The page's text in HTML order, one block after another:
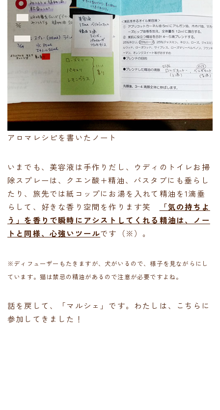
アロマレシピを書いたノート
いまでも、美容液は手作りだし、ウディのトイレお掃
除スプレーは、クエン酸+精油、バスタブにも垂らし
たり、旅先では紙コップにお湯を入れて精油を1滴垂
らして、好きな香り空間を作ります笑
「気の持ちよ
う」を香りで瞬時にアシストしてくれる精油は、ノー
トと同様、心強いツールです（※）。
※ディフューザーもたきますが、犬がいるので、様子を見ながらにし
ています。猫は禁忌の精油があるので注意が必要ですよね。
話を戻して、「マルシェ」です。わたしは、こちらに
参加してきました！